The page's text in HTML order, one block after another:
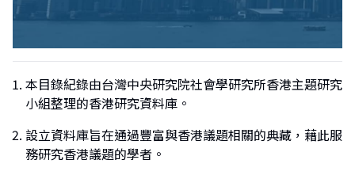
本目錄紀錄由台灣中央研究院社會學研究所香港主題研究
小組整理的香港研究資料庫。
設立資料庫旨在通過豐富與香港議題相關的典藏，藉此服
務研究香港議題的學者。